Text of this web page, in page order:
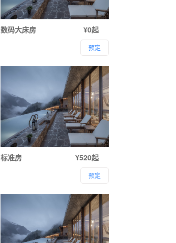
数码大床房 ¥0起
预定
标准房 ¥520起
预定